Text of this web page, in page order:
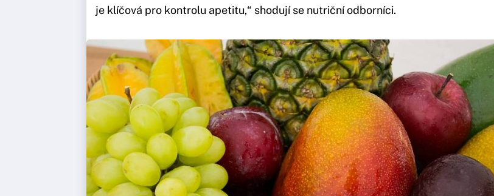
je klíčová pro kontrolu apetitu,“ shodují se nutriční odborníci.